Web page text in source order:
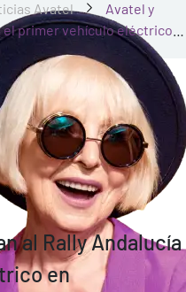
Avatel
Avatel y
el primer vehículo eléctrico
al Rally Andalucía
en